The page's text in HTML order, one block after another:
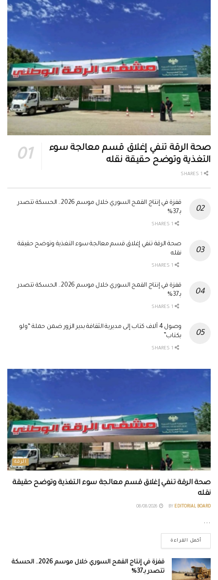
صحة الرقة تنفي إغلاق قسم معالجة سوء
التغذية وتوضح حقيقة نقله
قفزة في إنتاج القمح السوري خلال موسم 2026.. الحسكة تتصدر
بـ37%
صحة الرقة تنفي إغلاق قسم معالجة سوء التغذية وتوضح حقيقة
نقله
قفزة في إنتاج القمح السوري خلال موسم 2026.. الحسكة تتصدر
بـ37%
وصول 4 آلاف كتاب إلى مديرية الثقافة بدير الزور ضمن حملة “ولو
بكتاب”
الرقة
صحة الرقة تنفي إغلاق قسم معالجة سوء التغذية وتوضح حقيقة
نقله
BY EDITORIAL BOARD
...
أكمل القراءة
قفزة في إنتاج القمح السوري خلال موسم 2026.. الحسكة
تتصدر بـ37%